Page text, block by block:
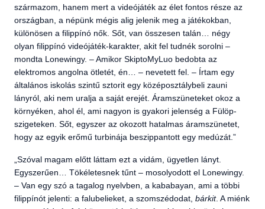
származom, hanem mert a videójáték az élet fontos része az
országban, a népünk mégis alig jelenik meg a játékokban,
különösen a filippínó nők. Sőt, van összesen talán… négy
olyan filippínó videójáték-karakter, akit fel tudnék sorolni –
mondta Lonewingy. – Amikor SkiptoMyLuo bedobta az
elektromos angolna ötletét, én… – nevetett fel. – Írtam egy
általános iskolás szintű sztorit egy középosztálybeli zauni
lányról, aki nem uralja a saját erejét. Áramszüneteket okoz a
környéken, ahol él, ami nagyon is gyakori jelenség a Fülöp-
szigeteken. Sőt, egyszer az okozott hatalmas áramszünetet,
hogy az egyik erőmű turbinája beszippantott egy medúzát.”
„Szóval magam előtt láttam ezt a vidám, ügyetlen lányt.
Egyszerűen… Tökéletesnek tűnt – mosolyodott el Lonewingy.
– Van egy szó a tagalog nyelvben, a kababayan, ami a többi
filippínót jelenti: a falubelieket, a szomszédodat, bárkit. A miénk